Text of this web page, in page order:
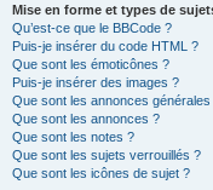
Mise en forme et types de
Qu’est-ce que le BBCode ?
Puis-je insérer du code HTML ?
Que sont les émoticônes ?
Puis-je insérer des images ?
Que sont les annonces générales
Que sont les annonces ?
Que sont les notes ?
Que sont les sujets verrouillés ?
Que sont les icônes de sujet ?